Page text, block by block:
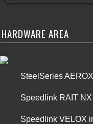
HARDWARE AREA
SteelSeries
Speedlink RAIT
Speedlink VELOX